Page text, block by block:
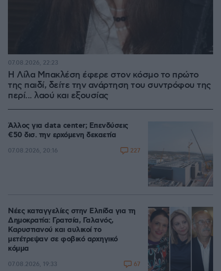
Η Λίλα Μπακλέση έφερε στον κόσμο το πρώτο
της παιδί, δείτε την ανάρτηση του συντρόφου της
περί... λαού και εξουσίας
07.08.2026, 22:23
Άλλος για data center; Επενδύσεις
€50 δισ. την ερχόμενη δεκαετία
07.08.2026, 20:16 227
Νέες καταγγελίες στην Ελπίδα για τη
Δημοκρατία: Γρατσία, Γαλανός,
Καρυστιανού και αυλικοί το
μετέτρεψαν σε φοβικό αρχηγικό
κόμμα
07.08.2026, 19:33 67